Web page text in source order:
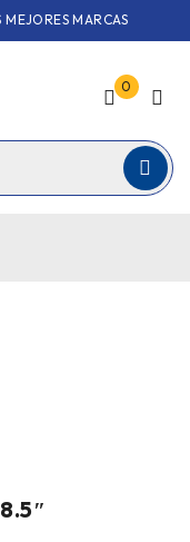
MEJORES MARCAS
0